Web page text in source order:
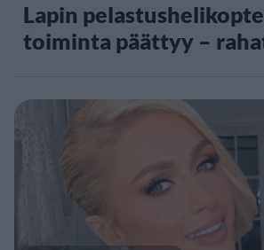
Lapin
toiminta päättyy –